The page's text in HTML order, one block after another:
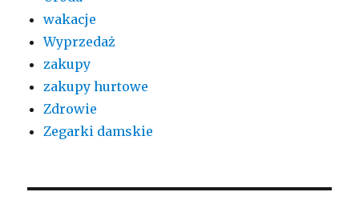
wakacje
Wyprzedaż
zakupy
zakupy hurtowe
Zdrowie
Zegarki damskie